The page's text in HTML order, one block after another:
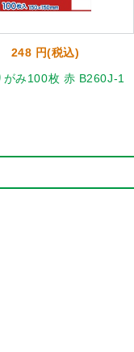
248 円(税込)
がみ100枚 赤 B260J-1